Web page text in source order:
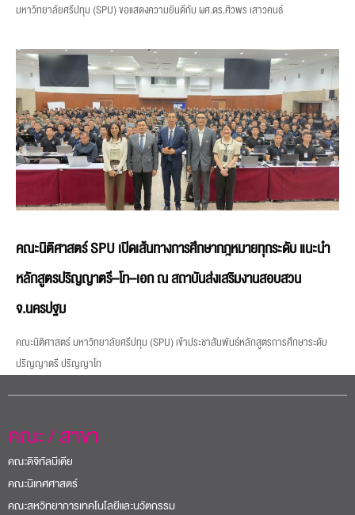
มหาวิทยาลัยศรีปทุม (SPU) ขอแสดงความยินดีกับ ผศ.ดร.ศิวพร เสาวคนธ์
คณะนิติศาสตร์ SPU เปิดเส้นทางการศึกษากฎหมายทุกระดับ แนะนำ
หลักสูตรปริญญาตรี–โท–เอก ณ สถาบันส่งเสริมงานสอบสวน
จ.นครปฐม
คณะนิติศาสตร์ มหาวิทยาลัยศรีปทุม (SPU) เข้าประชาสัมพันธ์หลักสูตรการศึกษาระดับ
ปริญญาตรี ปริญญาโท
คณะ / สาขา
คณะดิจิทัลมีเดีย
คณะนิเทศศาสตร์
คณะสหวิทยาการเทคโนโลยีและนวัตกรรม